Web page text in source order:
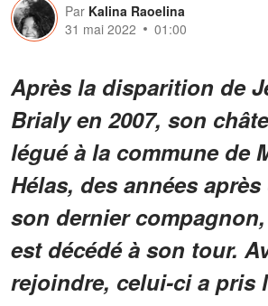
Par Kalina Raoelina
31 mai 2022
01:00
Après la disparition de
Brialy en 2007, son
légué à la commune de
Hélas, des années après
son dernier
est décédé à son tour.
rejoindre, celui-ci a pris